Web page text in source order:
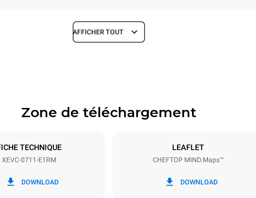
Profondeur
Taille de la plaque
/ 220-240V 3~ / 220-240V
AFFICHER TOUT
Zone de téléchargement
TECHNIQUE
XEVC-0711-E1RM
DOWNLOAD
LEAFLET
CHEFTOP MIND.Maps™
DOWNLOAD